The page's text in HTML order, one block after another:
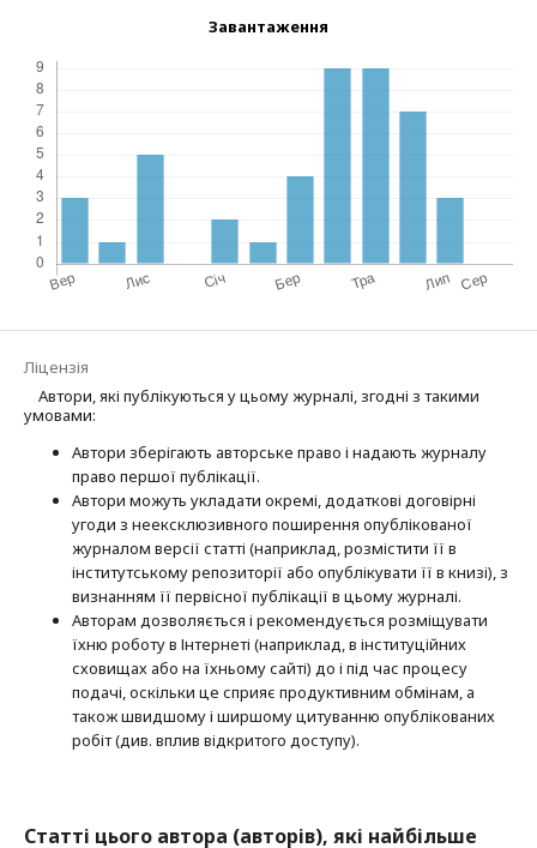
Завантаження
Ліцензія
Автори, які публікуються у цьому журналі, згодні з такими
умовами:
Автори зберігають авторське право і надають журналу
право першої публі­кації.
Автори можуть укладати окремі, додат­кові договірні
угоди з неексклюзив­ного поширення опублікованої
журналом версії статті (наприклад, розмістити її в
інститутському репозиторії або опубліку­вати її в книзі), з
визнанням її первісної публікації в цьому журналі.
Авторам дозволяється і рекомендується розміщувати
їхню роботу в Інтернеті (наприклад, в інституційних
сховищах або на їхньому сайті) до і під час процесу
подачі, оскільки це сприяє продуктивним обмінам, а
також швидшому і ширшому цитуванню опубліко­ва­них
робіт (див. вплив відкритого доступу).
Статті цього автора (авторів), які найбільше